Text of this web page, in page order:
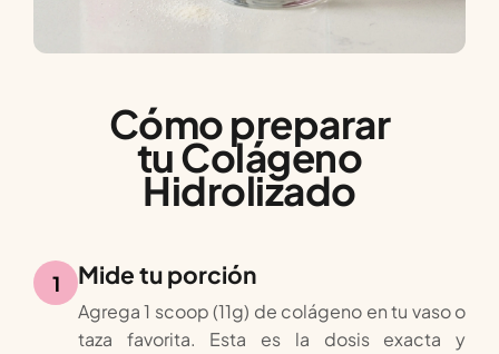
Cómo preparar
tu Colágeno
Hidrolizado
1 Mide tu porción
Agrega 1 scoop (11g) de colágeno en tu vaso o
taza favorita. Esta es la dosis exacta y